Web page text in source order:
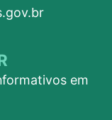
em